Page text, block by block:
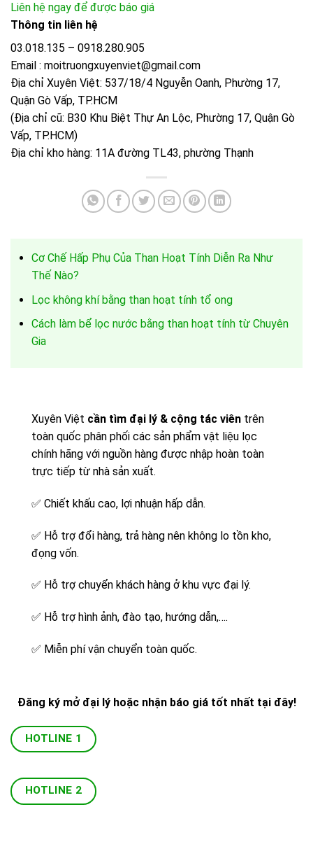
Liên hệ ngay để được báo giá
Thông tin liên hệ
03.018.135 – 0918.280.905
Email : moitruongxuyenviet@gmail.com
Địa chỉ Xuyên Việt: 537/18/4 Nguyễn Oanh, Phường 17,
Quận Gò Vấp, TP.HCM
(Địa chỉ cũ: B30 Khu Biệt Thự An Lộc, Phường 17, Quận Gò
Vấp, TP.HCM)
Địa chỉ kho hàng: 11A đường TL43, phường Thạnh
Cơ Chế Hấp Phụ Của Than Hoạt Tính Diễn Ra Như
Thế Nào?
Lọc không khí bằng than hoạt tính tổ ong
Cách làm bể lọc nước bằng than hoạt tính từ Chuyên
Gia
Xuyên Việt cần tìm đại lý & cộng tác viên trên
toàn quốc phân phối các sản phẩm vật liệu lọc
chính hãng với nguồn hàng được nhập hoàn toàn
trực tiếp từ nhà sản xuất.
✅ Chiết khấu cao, lợi nhuận hấp dẫn.
✅ Hỗ trợ đổi hàng, trả hàng nên không lo tồn kho,
đọng vốn.
✅ Hỗ trợ chuyển khách hàng ở khu vực đại lý.
✅ Hỗ trợ hình ảnh, đào tạo, hướng dẫn,….
✅ Miễn phí vận chuyển toàn quốc.
Đăng ký mở đại lý hoặc nhận báo giá tốt nhất tại đây!
HOTLINE 1
HOTLINE 2